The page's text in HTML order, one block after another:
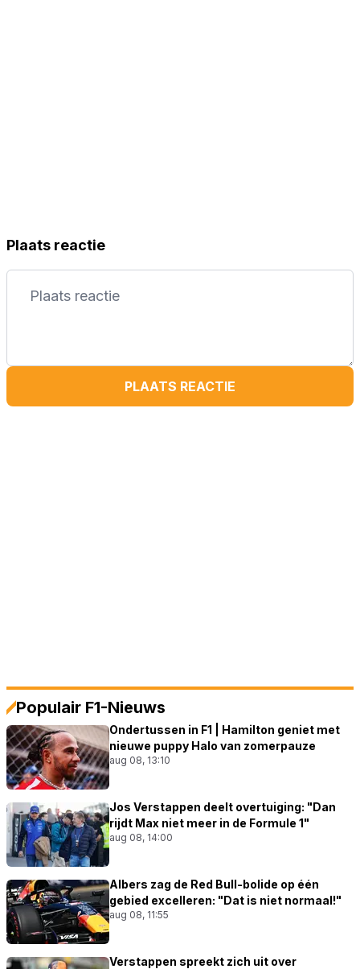
Plaats reactie
PLAATS REACTIE
Populair F1-Nieuws
Ondertussen in F1 | Hamilton geniet met
nieuwe puppy Halo van zomerpauze
aug 08, 13:10
Jos Verstappen deelt overtuiging: "Dan
rijdt Max niet meer in de Formule 1"
aug 08, 14:00
Albers zag de Red Bull-bolide op één
gebied excelleren: "Dat is niet normaal!"
aug 08, 11:55
Verstappen spreekt zich uit over